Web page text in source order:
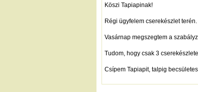
Köszi Tapiapinak!
Régi ügyfelem cserekészlet terén.
Vasárnap megszegtem a
Tudom, hogy csak 3
Csípem Tapiapit, talpig